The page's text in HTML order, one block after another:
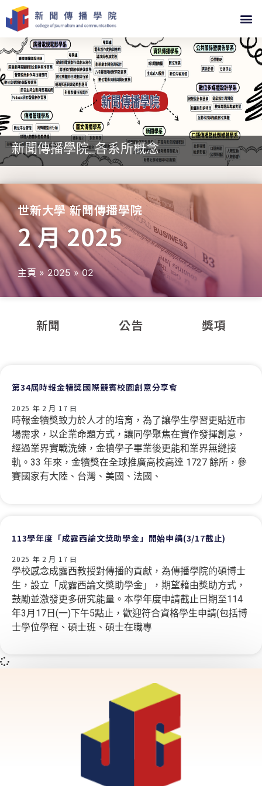
新聞傳播學院_各系所概念
世新大學 新聞傳播學院
2 月 2025
主頁 » 2025 »02
新聞 公告 獎項
第34屆時報金犢獎國際競賓校園創意分享會
2025 年 2 月 17 日
時報金犢獎致力於人才的培育，為了讓學生學習更貼近市
場需求，以企業命題方式，讓同學聚焦在實作發揮創意，
經過業界實戰洗練，金犢學子畢業後更能和業界無縫接
軌。33 年來，金犢獎在全球推廣高校高達 1727 餘所，參
賽國家有大陸、台灣、美國、法國、
113學年度「成露西論文獎助學金」開始申請(3/17截止)
2025 年 2 月 17 日
學校感念成露西教授對傳播的貢獻，為傳播學院的碩博士
生，設立「成露西論文獎助學金」，期望藉由獎助方式，
鼓勵並激發更多研究能量。本學年度申請截止日期至114
年3月17日(一)下午5點止，歡迎符合資格學生申請(包括博
士學位學程、碩士班、碩士在職專